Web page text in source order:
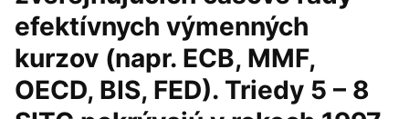
efektívnych výmenných
kurzov (napr. ECB, MMF,
OECD, BIS, FED). Triedy 5 – 8